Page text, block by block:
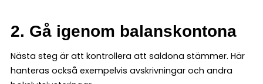
2. Gå igenom balanskontona
Nästa steg är att kontrollera att saldona stämmer. Här
hanteras också exempelvis avskrivningar och andra